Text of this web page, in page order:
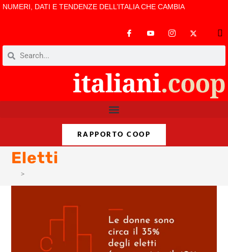
NUMERI, DATI E TENDENZE DELL’ITALIA CHE CAMBIA
RAPPORTO COOP
Eletti
>